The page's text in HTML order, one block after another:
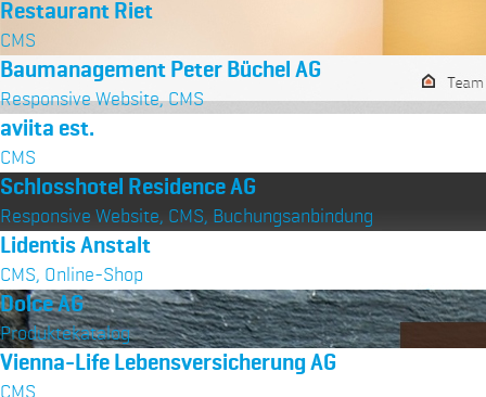
Restaurant Riet
CMS
Baumanagement Peter Büchel AG
Responsive Website, CMS
aviita est.
CMS
Schlosshotel Residence AG
Responsive Website, CMS, Buchungsanbindung
Lidentis Anstalt
CMS, Online-Shop
Dolce AG
Produktekatalog
Vienna-Life Lebensversicherung AG
CMS